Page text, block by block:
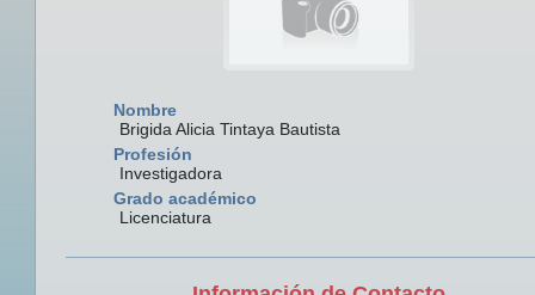
Nombre
Brigida Alicia Tintaya Bautista
Profesión
Investigadora
Grado académico
Licenciatura